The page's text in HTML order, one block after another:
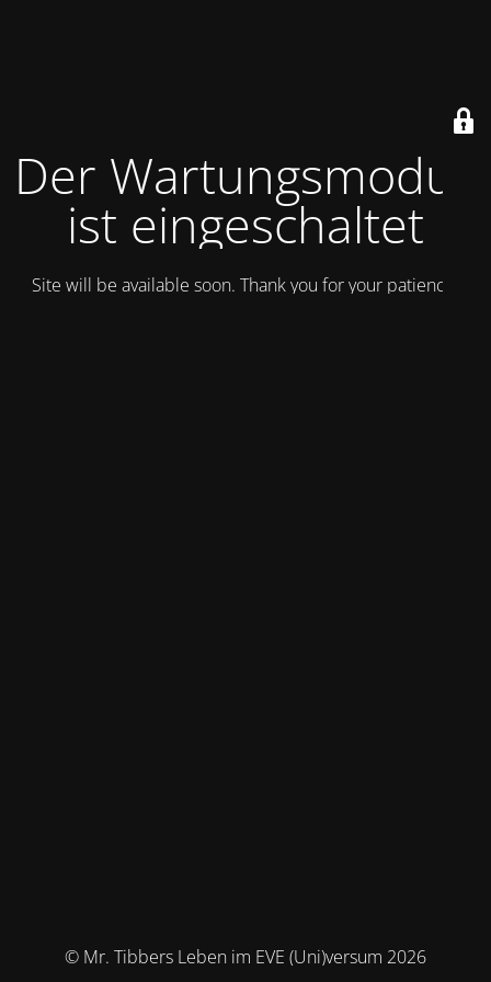
Der Wartungsmodus
ist eingeschaltet
Site will be available soon. Thank you for your patience!
© Mr. Tibbers Leben im EVE (Uni)versum 2026